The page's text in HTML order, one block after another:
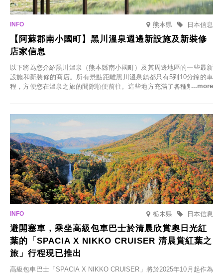
熊本県 日本信息
【阿蘇郡南小國町】黑川溫泉週邊新設施及新裝修
店家信息
以下將為您介紹黑川溫泉（熊本縣南小國町）及其周邊地區的一些最新
設施和新裝修的商店。所有景點距離黑川溫泉鎮都只有5到10分鐘的車
程，方便您在溫泉之旅的間隙順便前往。這些地方充滿了各種魅力，包
食材的餐廳。讓您體驗黑川溫泉的全新樂趣。
栃木県 日本信息
避開塞車，乘坐高級包車巴士於清晨欣賞奧日光紅
葉的「SPACIA X NIKKO CRUISER 清晨賞紅葉之
旅」行程現已推出
高級包車巴士「SPACIA X NIKKO CRUISER」將於2025年10月起作為